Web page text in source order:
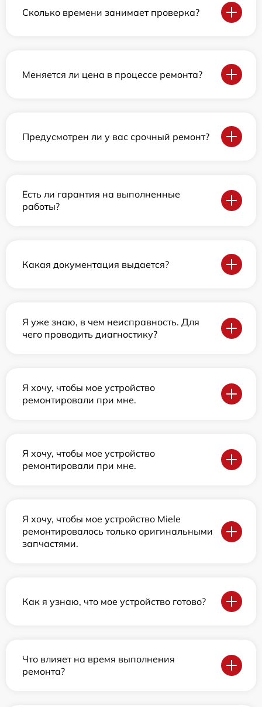
Сколько времени занимает проверка?
Меняется ли цена в процессе ремонта?
Предусмотрен ли у вас срочный ремонт?
Есть ли гарантия на выполненные
работы?
Какая документация выдается?
Я уже знаю, в чем неисправность. Для
чего проводить диагностику?
Я хочу, чтобы мое устройство
ремонтировали при мне.
Я хочу, чтобы мое устройство
ремонтировали при мне.
Я хочу, чтобы мое устройство Miele
ремонтировалось только оригинальными
запчастями.
Как я узнаю, что мое устройство готово?
Что влияет на время выполнения
ремонта?